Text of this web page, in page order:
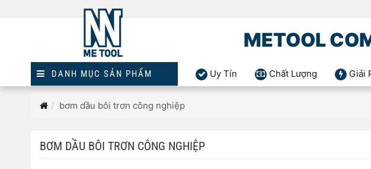
METOOL
DANH MỤC SẢN PHẨM Uy Tín Chất Lượng Giải
Trangbơm dầu bôi trơn công nghiệp
BƠM DẦU BÔI TRƠN CÔNG NGHIỆP